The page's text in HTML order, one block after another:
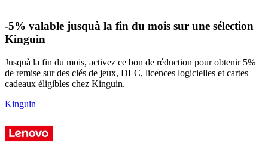
-5% valable jusquà la fin du mois sur une sélection
Kinguin
Jusquà la fin du mois, activez ce bon de réduction pour obtenir 5%
de remise sur des clés de jeux, DLC, licences logicielles et cartes
cadeaux éligibles chez Kinguin.
Kinguin